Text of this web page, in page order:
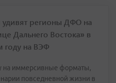
регионы ДФО на
Дальнего Востока» в
году на ВЭФ
на иммерсивные форматы,
повседневной жизни в